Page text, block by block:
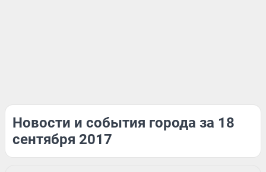
Новости и события города за 18
сентября 2017